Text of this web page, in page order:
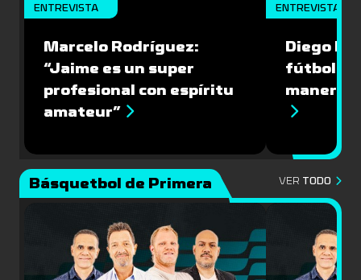
ENTREVISTA
Marcelo Rodríguez:
“Jaime es un super
profesional con espíritu
amateur”
ENTREVISTA
Diego
fútbol
manera
Básquetbol de Primera VER TODO